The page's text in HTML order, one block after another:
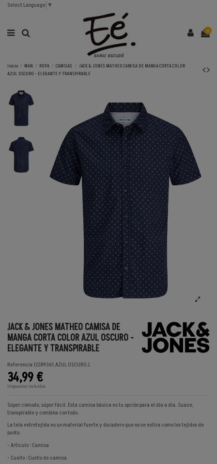
Select Language ▼
0
Inicio MAN ROPA CAMISAS
JACK & JONES MATHEO CAMISA DE MANGA CORTA COLOR
AZUL OSCURO - ELEGANTE Y TRANSPIRABLE
JACK & JONES MATHEO CAMISA DE
MANGA CORTA COLOR AZUL OSCURO -
ELEGANTE Y TRANSPIRABLE
Referencia12289361.AZUL OSCURO.L
34,99 €
Impuestos incluidos
Súper cómodo, súper fácil. Esta camisa básica es tu opción para el día a día. Suave,
transpirable y combina con todo.
La tela entretejida es un material fuerte y duradero que no se estira como los tejidos de
punto.
- Artículo : Camisa
- Cuello : Cuello de camisa